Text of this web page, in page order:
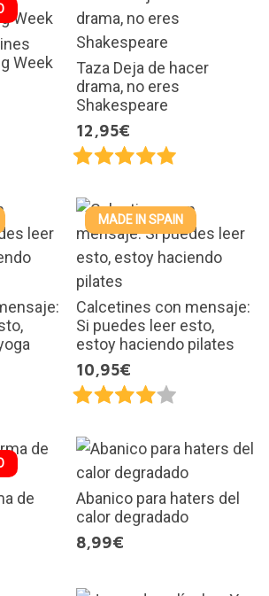
Week
Taza Deja de hacer
drama, no eres
Shakespeare
12,95€
MADE IN SPAIN
Calcetines con mensaje:
Si puedes leer esto,
estoy haciendo pilates
10,95€
de
Abanico para haters del
calor degradado
8,99€